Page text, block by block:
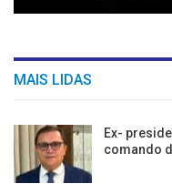
MAIS LIDAS
Ex-
comando